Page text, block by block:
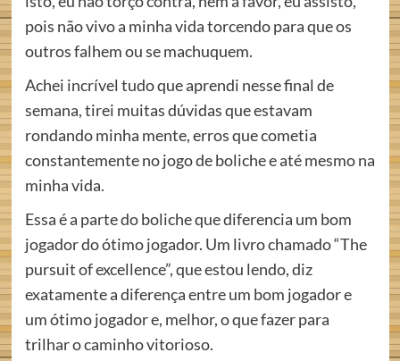
pois não vivo a minha vida torcendo para que os
outros falhem ou se machuquem.
Achei incrível tudo que aprendi nesse final de
semana, tirei muitas dúvidas que estavam
rondando minha mente, erros que cometia
constantemente no jogo de boliche e até mesmo na
minha vida.
Essa é a parte do boliche que diferencia um bom
jogador do ótimo jogador. Um livro chamado “The
pursuit of excellence”, que estou lendo, diz
exatamente a diferença entre um bom jogador e
um ótimo jogador e, melhor, o que fazer para
trilhar o caminho vitorioso.